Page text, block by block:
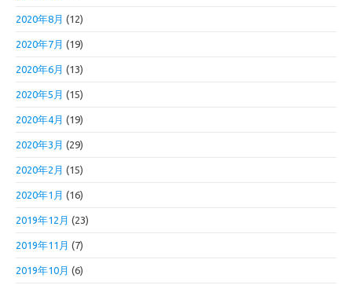
2020年8月 (12)
2020年7月 (19)
2020年6月 (13)
2020年5月 (15)
2020年4月 (19)
2020年3月 (29)
2020年2月 (15)
2020年1月 (16)
2019年12月 (23)
2019年11月 (7)
2019年10月 (6)